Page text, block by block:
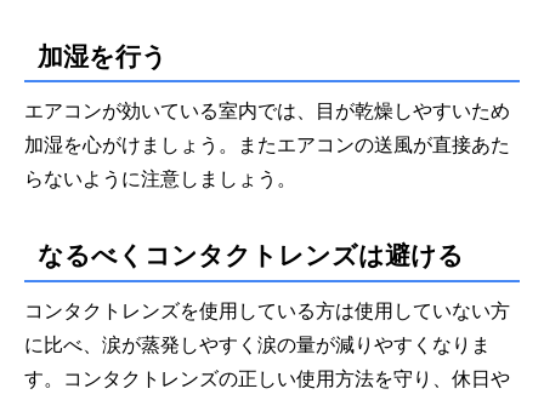
加湿を行う
エアコンが効いている室内では、目が乾燥しやすいため
加湿を心がけましょう。またエアコンの送風が直接あた
らないように注意しましょう。
なるべくコンタクトレンズは避ける
コンタクトレンズを使用している方は使用していない方
に比べ、涙が蒸発しやすく涙の量が減りやすくなりま
す。コンタクトレンズの正しい使用方法を守り、休日や